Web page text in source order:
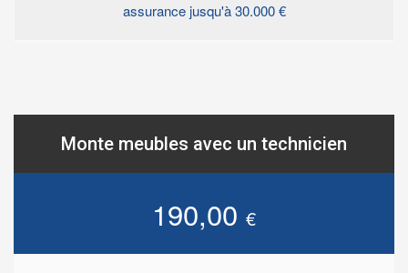
assurance jusqu'à 30.000 €
Monte meubles avec un technicien
190,00 €